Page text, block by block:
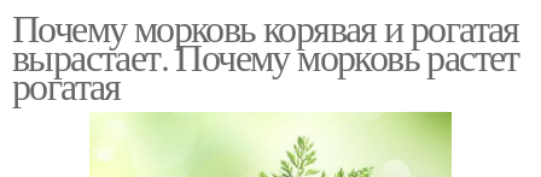
Почему морковь корявая и рогатая
вырастает. Почему морковь растет
рогатая